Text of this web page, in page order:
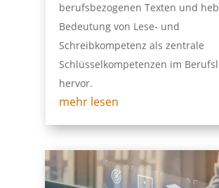
berufsbezogenen Texten und
Bedeutung von Lese- und
Schreibkompetenz als zentrale
Schlüsselkompetenzen im
hervor.
mehr lesen